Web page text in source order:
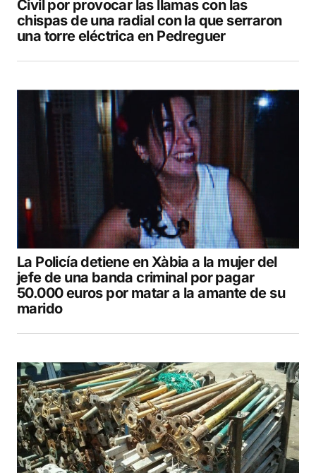
Civil por provocar las llamas con las
chispas de una radial con la que serraron
una torre eléctrica en Pedreguer
La Policía detiene en Xàbia a la mujer del
jefe de una banda criminal por pagar
50.000 euros por matar a la amante de su
marido